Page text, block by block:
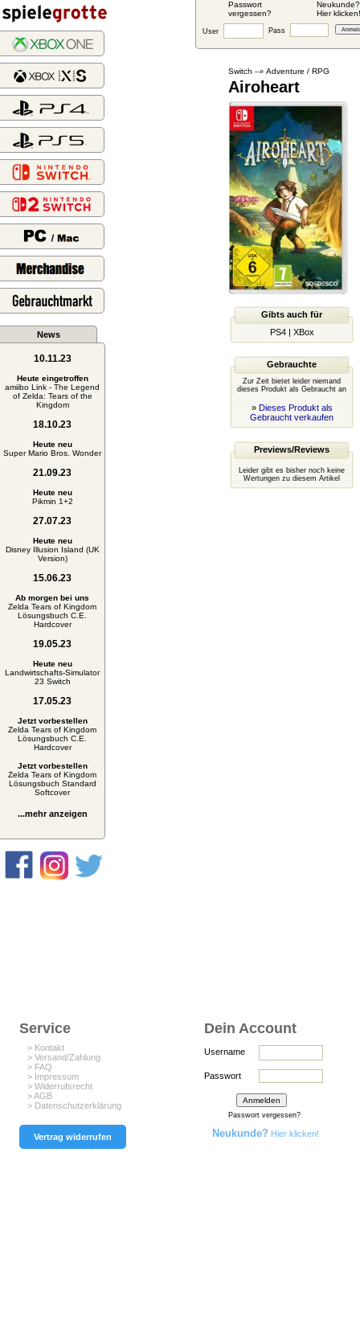
Passwort
vergessen?
Neukunde?
Hier klicken!
User Pass
News
10.11.23
Heute eingetroffen
amiibo Link - The Legend
of Zelda: Tears of the
Kingdom
18.10.23
Heute neu
Super Mario Bros. Wonder
21.09.23
Heute neu
Pikmin 1+2
27.07.23
Heute neu
Disney Illusion Island (UK
Version)
15.06.23
Ab morgen bei uns
Zelda Tears of Kingdom
Lösungsbuch C.E.
Hardcover
19.05.23
Heute neu
Landwirtschafts-Simulator
23 Switch
17.05.23
Jetzt vorbestellen
Zelda Tears of Kingdom
Lösungsbuch C.E.
Hardcover
Jetzt vorbestellen
Zelda Tears of Kingdom
Lösungsbuch Standard
Softcover
...mehr anzeigen
Switch --» Adventure / RPG
Airoheart
Gibts auch für
PS4| XBox
Gebrauchte
Zur Zeit bietet leider niemand
dieses Produkt als Gebraucht an
» Dieses Produkt als
Gebraucht verkaufen
Previews/Reviews
Leider gibt es bisher noch keine
Wertungen zu diesem Artikel
Service
> Kontakt
> Versand/Zahlung
> FAQ
> Impressum
> Widerrufsrecht
> AGB
> Datenschutzerklärung
Vertrag widerrufen
Dein Account
Username
Passwort
Passwort vergessen?
Neukunde? Hier klicken!